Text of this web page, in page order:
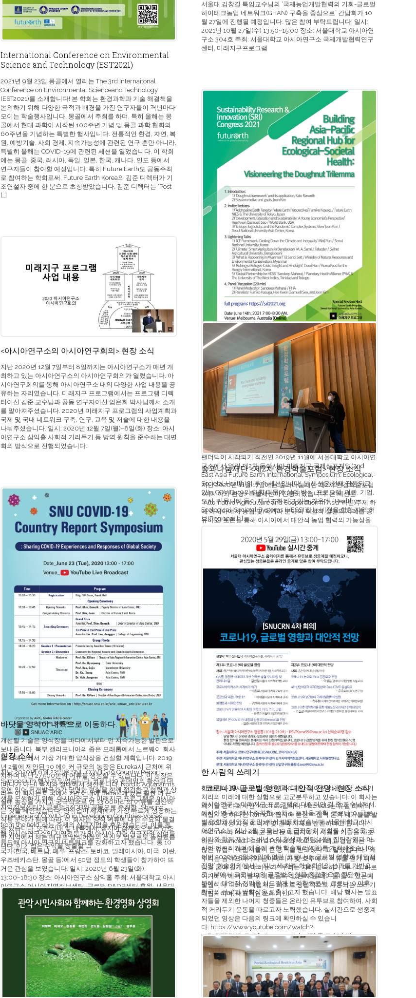
서울대 김창길 특임교수님의 ‘국제농업개발협력의 기회-글로벌
하이테크농업 네트워크(GHAN) 구축을 중심으로’ 간담회가 10
월 27일에 진행될 예정입니다. 많은 참여 부탁드립니다! 일시:
2021년 10월 27일(수) 13:50~15:00 장소: 서울대학교 아시아연
구소 304호 주최: 서울대학교 아시아연구소 국제개발협력연구
센터, 미래지구프로그램
International Conference on Environmental
Science and Technology (EST2021)
2021년 9월 23일 몽골에서 열리는 The 3rd Internaitonal
Conference on Environmental Scienceand Technology
(EST2021)를 소개합니다! 본 학회는 환경과학과 기술 해결책을
논의하기 위해 다양한 국적과 배경을 가진 연구자들이 격년마다
모이는 학술행사입니다. 몽골에서 주최를 하며, 특히 올해는 몽
골에서 현대 과학이 시작된 100주년 기념 및 몽골 과학 협회의
60주년을 기념하는 특별한 행사입니다. 전통적인 환경, 자연, 복
원, 예방기술, 사회 경제, 지속가능성에 관련된 연구 뿐만 아니라,
특별히 올해는 COVID-19에 관련된 세션을 열었습니다. 이 학회
에는 몽골, 중국, 러시아, 독일, 일본, 한국, 캐나다, 인도 등에서
연구자들이 참여할 예정입니다. 특히 Future Earth도 공동주최
로 참여하는 학회로써, Future Earth Korea의 김준 디렉터가 기
조연설자 중에 한 분으로 초청받았습니다. 김준 디렉터는 ‘Post
[…]
Building Asia-Pacific Regional Hub for
Ecological-Societal Health: Visioneering the
Doughnut Trilemma
Sustainability Research & Innovation Congress 2021
(SRI2021)은 지속가능성으로의 전환을 위해 글로벌 리더, 전문
가, 기업가, 혁신가들이 모인 초학문적 글로벌 학술대회입니다.
2021년 6월 12일부터 15일까지 진행되는 SRI2021의 프로그램
중에, 아시아연구소 미래지구 프로그램의 김준 디렉터는
‘Building Asia-Pacific Regional Hub for Ecological-Societal
Health: Visioneeirng the Doughnut Trilemma’라는 세션을 주
관하였습니다(6월 14일, 오전 7:00-8:30). 이 세션은 COVID-19
팬더믹이 시작되기 직전인 2019년 11월에 서울대학교 아시아연
구소에서 열린 제2차 동아시아 미래지구 국제심포지엄(2nd
East Asia Future Earth International Symposium: Ecological-
Societal Health)의 후속 세션입니다! 본 세션은 현재 진행되고
있는 COVID-19의 영향 때문에 삶의 방식, 프로그램, 기관, 기업,
도시, 커뮤니티 등이 재구조화되고 있는 가운데, ‘Healthy
Ecological-Societal Systems (HESS)’라는 비전을 향한 지역 허
브(Regional […]
<아시아연구소의 아시아연구회의> 현장 소식
지난 2020년 12월 7일부터 8일까지는 아시아연구소가 매년 개
최하고 있는 아시아연구소의 아시아연구회의가 열렸습니다. 아
시아연구회의를 통해 아시아연구소 내의 다양한 사업 내용을 공
유하는 자리였습니다. 미래지구 프로그램에서는 프로그램 디렉
터이신 김준 교수님과 공동 연구자이신 엄은희 박사님께서 소개
를 맡아져주셨습니다. 2020년 미래지구 프로그램의 사업계획과
국제 및 국내 네트워크 구축, 연구, 교육 및 저술에 대한 내용을
나눠주셨습니다. 일시: 2020년 12월 7일(월)~8일(화) 장소: 아시
아연구소 삼익홀 사회적 거리두기 등 방역 원칙을 준수하는 대면
회의 방식으로 진행되었습니다.
숲과나눔재단 <제2차 환경학술포럼> 현장 소식
지난 2020년 11월 17일에는 숲과나눔재단 제2차 환경학술포럼
<아시아와 환경> 특별세션이 진행되었습니다. 본 세션은
“Alternative Agriculture and Cooperation in Asia”라는 주제 하
에 아시아에서 농업 및 먹거리 분야의 혁신적 실천의 사례를 공
유하고, 토론을 통해 아시아에서 대안적 농업 협력의 가능성을
청년 단체인 TOA (Toward Organic Asia)의 나루몬 파이분시티
쿤 대표님은, 태국에 유기농업이 필요한 현실과 유기농업을 이끌
어가는 젊은 세대들의 도전과 교육에 대해 발표하셨습니다. 두번
째 발표자인 인도의 여성 유기농 단체의 다얄란 대표님은 ‘소외
된 이들의 지속가능발전을 위한 유기농’이란 주제로, 인도에서
소외된 여성들이 어떻게 유기농업을 지속하고 있는가에 대해 발
표하셨습니다. 세 번째 발표자인 필리핀에서 활동하는 캠프아시
아의 조부영 대표님은 ‘시장기반 친환경농업프로그램과 국제개
현장 소식
지난 2020년 6월 23일은 SNU COVID-19 Country Report
Symposium 행사가 있었습니다. 코로나19 팬데믹의 확산과 대
응에 있어 저개발국가가 당면한 현실을 함께 점검하고 협력과 상
생을 모색하기 위해, 아시아연구소 미래지구 프로그램은 아시아
지역정보센터가 글로벌R&DB와 공동으로 주최한 “Sharing
Experience of COVID-19 in Developing Countries-Voices
from the field”라는 주제의 심포지엄을 후원했습니다. 이를 통
해 아시아연구소의 지역전문가 및 아시아 관련 연구자의 참여를
유도해 아시아 연구의 네트워크를 강화하고자 했습니다. 총 10
국가(한국, 베트남, 페루, 프랑스, 토바코, 말레이시아, 미국, 이란,
우즈베키스탄, 몽골 등)에서 50명 정도의 학생들이 참가하여 뜨
거운 관심을 보였습니다. 일시: 2020년 6월 23일(화),
13:00~18:30 장소: 아시아연구소 삼익홀 주최: 서울대학교 아시
아연구소 아시아지역정보센터, 글로벌 R&DB센터 후원: 서울대
<코로나19, 글로벌 영향과 대안적 전망> 현장 소식
아시아연구소 미래지구 프로그램의 디렉터인 김 준 교수님께서,
아시아연구소에서 주최한 <4차 심포지움 계획: 코로나19, 글로
벌 영향과 대안적 전망>에서 발표하셨습니다. 서울대학교 아시
아연구소는 지난 2월 코로나19 긴급좌담회 개최를 시작으로, 코
이카와 함께 재난 거버넌스의 형성과 전망(4월), 집단감염과 아
시아·아프리카의 대응에 관한 학술회의(5월)를 개최해왔습니다.
이번 2020년 5월 29일에 열린 ‘코로나19, 글로벌 영향과 대안적
전망’ 학술회의에서는 지난 세 차례 학술회의의 성과를 기반으
로, 1부에서 코로나19의 글로벌 영향을 종합적으로 진단하고 2
부에서 대안적 전망을 심도깊게 논의함으로써, 코로나19 이후
한국의 전략과 방향성을 도출하고자 했습니다. 해당 행사는 발표
자들을 제외한 나머지 청중들은 온라인 유투브로 참여하여, 사회
적 거리두기 운동을 따르고자 노력했습니다. 실시간으로 생중계
되었던 영상은 다음의 링크에 확인하실 수 있습니
다: https://www.youtube.com/watch?
v=EnDEBEN67Eg&feature=youtu.be (김 준 교수님 발
표 2:00:00 부터 시작)교수님은 […]
바닷물 양식이 내륙으로 이동하다.
개선될 기술은 양식장을 바다에서부터 먼 지속가능한 발판으로
보내줍니다. 북부 캘리포니아의 좁은 모래톱에서 노르웨이 회사
는 서해안에서 가장 거대한 양식장을 건설할 계획입니다. 2019
년 2월에 제안된 30 에이커 규모의 농장은 Eureka시 근처에 위
치하며 매년 27,500톤의 어류를 생성할 수 있습니다. 이 농장은
(바다가 아닌) 육지와 실내에서 생산됩니다. Nordic Aquafarms
라는 이 회사는 미국에서 2년 이내에 Belfast에 있는 훨씬 더 큰
실내 농장을 가지고 궁극적으로 연 33,00마리의 어류를 생산하
는 것을 제안했습니다. 양식업이 세계에서 가장 빠르게 성장하는
식품 분야가 됨에 따라, 이 회사는 양식 어류에 대한 수요의 물결
을 탔습니다. 또한 실내 및 내륙에서, 심지어 잠재적으로는 건조
한 지역에서 하는 대규모 양식어장의 선진 기업으로도 등장했습
니다. 이 기업은 수익을 창출할 […]
한 사람의 쓰레기
한 벨기에 회사는 브뤼셀에서 60 마일 떨어진 마을에서 쓰레기
처리의 미래에 대한 실험으로 고군분투하고 있습니다. 이 회사는
폐기물 관리 회사인 Machiels입니다. Machiels는 유럽 최대의
매립지 중 하나인 Remo 매립지에 묻힌 수십억 톤의 폐기물을 발
굴하여 재생 가능 에너지 및 건축 자재로 전환하려고 합니다.
Machiels가 Remo라고 불리는 매립지에서 사용할 기술을 제조
하는 Advanced Plasma Power의 Rolf Stein 최고 경영자는 “수
많은 유럽의 매립지들이 큰 충격을 받고있다”고 말했습니다. “왜
우리는 남아프리카와 남아메리카 및 호주에서 석유를 얻기 위해
땅을 굳이 깊게 파야 하는가? 우리는 지하 깊숙히가 아니라, 바로
여기에서 에너지를 위해 얻을 수 있는 재료(폐기물)들이 있는데
말입니다” Remo 매립지는 최초로 상업적으로 사용되는 쓰레기
매립지이며, 대표적인 쓰레기 […]